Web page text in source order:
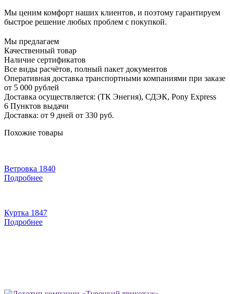
Мы ценим комфорт наших клиентов, и поэтому гарантируем
быстрое решение любых проблем с покупкой.
Мы предлагаем
Качественный товар
Наличие сертификатов
Все виды расчётов, полный пакет документов
Оперативная доставка транспортными компаниями при заказе
от 5 000 рублей
Доставка осуществляется: (ТК Энегия), СДЭК, Pony Express
6 Пунктов выдачи
Доставка: от 9 дней от 330 руб.
Похожие товары
Ветровка 1840
Подробнее
Куртка 1847
Подробнее